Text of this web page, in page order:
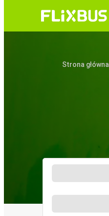
Strona główna